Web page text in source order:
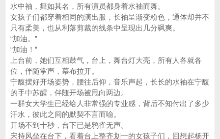
水中袖，舞如其名，所有演员都身着水袖而舞。
女孩子们都穿着相同的演出服，长袖呈渐变粉色，通体却并不
只有柔美，也从利落剪裁的线条中呈现出几分飒爽。
“加油。”
“加油！”
上台前，她们互相鼓气，台上，舞台灯大亮，所有人各就各
位，伴随掌声，幕布拉开。
宁馥摆好开场姿势，腰往后仰，音乐声起，长长的水袖在宁馥
的手中苏醒，伴随开场被甩向两边。
一群女大学生已经给人非常强的专业感，背后不知付出了多少
汗水，彼此之间的默契不言而喻。
开场不到十秒，台下已是鸦雀无声。
宋持风坐在台下，看着台上整齐划一的女孩子们，回想起杨开